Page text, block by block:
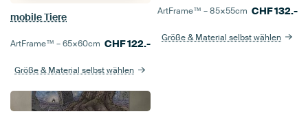
mobile Tiere
ArtFrame™ –65×60cm CHF122.-
Größe & Material selbst wählen
ArtFrame™ –85×55cm CHF132.-
Größe & Material selbst wählen